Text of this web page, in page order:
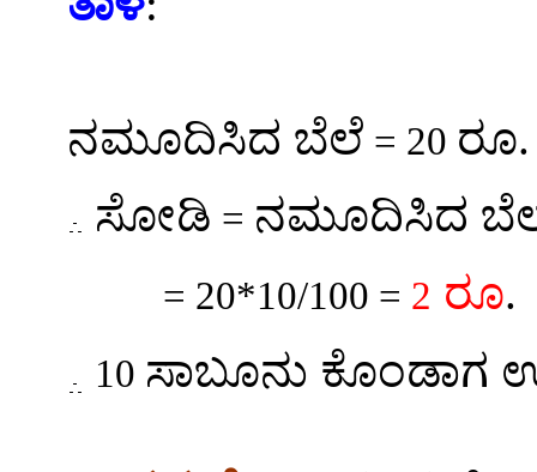
ನಮೂದಿಸಿದ ಬೆಲೆ = 20
ಸೋಡಿ = ನಮೂದಿಸಿದ
= 20*10/100 = 2 ರೂ.
10 ಸಾಬೂನು